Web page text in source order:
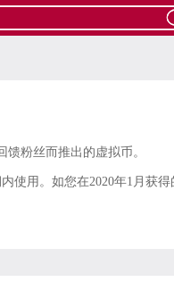
粉丝而推出的虚拟币。
使用。如您在2020年1月获